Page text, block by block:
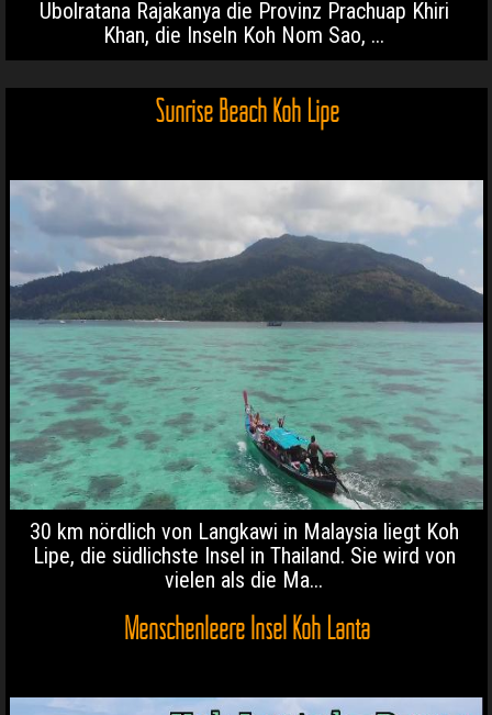
Ubolratana Rajakanya die Provinz Prachuap Khiri
Khan, die Inseln Koh Nom Sao, ...
Sunrise Beach Koh Lipe
30 km nördlich von Langkawi in Malaysia liegt Koh
Lipe, die südlichste Insel in Thailand. Sie wird von
vielen als die Ma...
Menschenleere Insel Koh Lanta